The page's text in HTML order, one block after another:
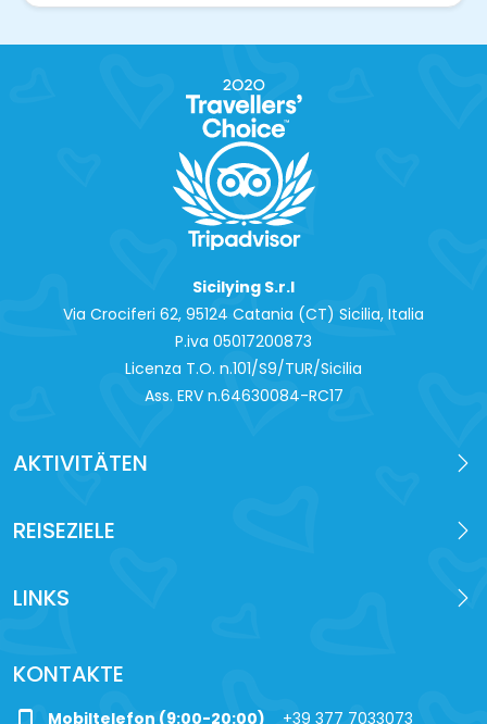
Sicilying S.r.l
Via Crociferi 62, 95124 Catania (CT) Sicilia, Italia
P.iva 0‍5017200873
Licenza T.O. n.101/S9/TUR/Sicilia
Ass. ERV n.64630084-RC17
AKTIVITÄTEN
REISEZIELE
LINKS
KONTAKTE
Mobiltelefon (9:00-20:00) +39 377 7033073